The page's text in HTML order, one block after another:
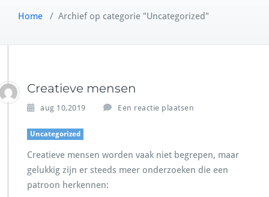
Home / Archief op categorie "Uncategorized"
Creatieve mensen
aug 10,2019 Een reactie plaatsen
Uncategorized
Creatieve mensen worden vaak niet begrepen, maar
gelukkig zijn er steeds meer onderzoeken die een
patroon herkennen: